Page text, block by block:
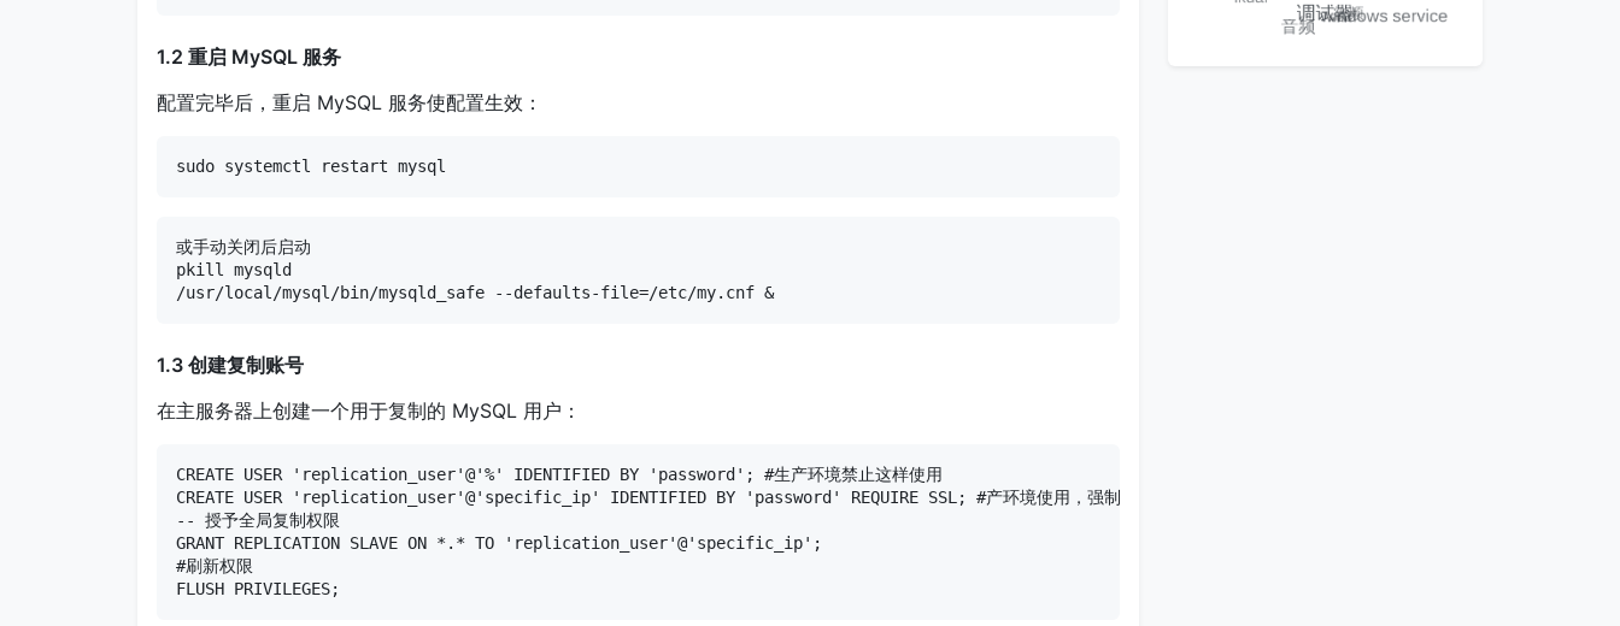
1.2 重启 MySQL 服务
配置完毕后，重启 MySQL 服务使配置生效：
sudo systemctl restart mysql
或手动关闭后启动
pkill mysqld
/usr/local/mysql/bin/mysqld_safe --defaults-file=/etc/my.cnf &
1.3 创建复制账号
在主服务器上创建一个用于复制的 MySQL 用户：
CREATE USER 'replication_user'@'%' IDENTIFIED BY 'password'; #生产环境禁止这样使用
CREATE USER 'replication_user'@'specific_ip' IDENTIFIED BY 'password' REQUIRE SSL; #产环境使用，强制使用 SSL 加密
-- 授予全局复制权限
GRANT REPLICATION SLAVE ON *.* TO 'replication_user'@'specific_ip';
#刷新权限
FLUSH PRIVILEGES;